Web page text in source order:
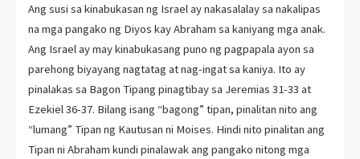
Ang susi sa kinabukasan ng Israel ay nakasalalay sa nakalipas
na mga pangako ng Diyos kay Abraham sa kaniyang mga anak.
Ang Israel ay may kinabukasang puno ng pagpapala ayon sa
parehong biyayang nagtatag at nag-ingat sa kaniya. Ito ay
pinalakas sa Bagon Tipang pinagtibay sa Jeremias 31-33 at
Ezekiel 36-37. Bilang isang “bagong” tipan, pinalitan nito ang
“lumang” Tipan ng Kautusan ni Moises. Hindi nito pinalitan ang
Tipan ni Abraham kundi pinalawak ang pangako nitong mga